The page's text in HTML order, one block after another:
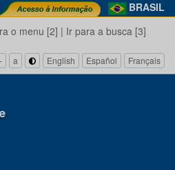
BRASIL
o menu [2] | Ir para a busca [3]
a English Español Français